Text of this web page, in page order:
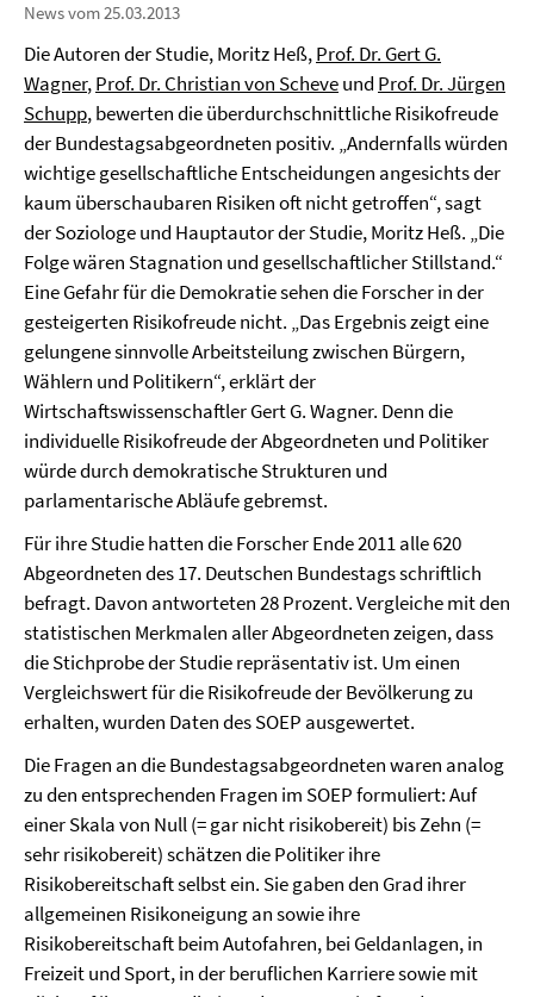
News vom 25.03.2013
Die Autoren der Studie, Moritz Heß,Prof. Dr. Gert G.
Wagner,Prof. Dr. Christian von Scheveund Prof. Dr. Jürgen
Schupp, bewerten die überdurchschnittliche Risikofreude
der Bundestagsabgeordneten positiv. „Andernfalls würden
wichtige gesellschaftliche Entscheidungen angesichts der
kaum überschaubaren Risiken oft nicht getroffen“, sagt
der Soziologe und Hauptautor der Studie, Moritz Heß. „Die
Folge wären Stagnation und gesellschaftlicher Stillstand.“
Eine Gefahr für die Demokratie sehen die Forscher in der
gesteigerten Risikofreude nicht. „Das Ergebnis zeigt eine
gelungene sinnvolle Arbeitsteilung zwischen Bürgern,
Wählern und Politikern“, erklärt der
Wirtschaftswissenschaftler Gert G. Wagner. Denn die
individuelle Risikofreude der Abgeordneten und Politiker
würde durch demokratische Strukturen und
parlamentarische Abläufe gebremst.
Für ihre Studie hatten die Forscher Ende 2011 alle 620
Abgeordneten des 17. Deutschen Bundestags schriftlich
befragt. Davon antworteten 28 Prozent. Vergleiche mit den
statistischen Merkmalen aller Abgeordneten zeigen, dass
die Stichprobe der Studie repräsentativ ist. Um einen
Vergleichswert für die Risikofreude der Bevölkerung zu
erhalten, wurden Daten des SOEP ausgewertet.
Die Fragen an die Bundestagsabgeordneten waren analog
zu den entsprechenden Fragen im SOEP formuliert: Auf
einer Skala von Null (= gar nicht risikobereit) bis Zehn (=
sehr risikobereit) schätzen die Politiker ihre
Risikobereitschaft selbst ein. Sie gaben den Grad ihrer
allgemeinen Risikoneigung an sowie ihre
Risikobereitschaft beim Autofahren, bei Geldanlagen, in
Freizeit und Sport, in der beruflichen Karriere sowie mit